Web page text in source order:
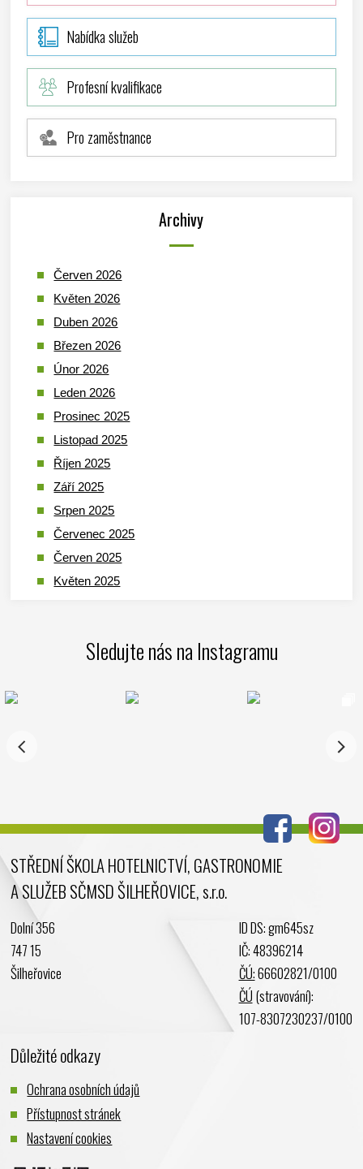
Nabídka služeb
Profesní kvalifikace
Pro zaměstnance
Archivy
Červen 2026
Květen 2026
Duben 2026
Březen 2026
Únor 2026
Leden 2026
Prosinec 2025
Listopad 2025
Říjen 2025
Září 2025
Srpen 2025
Červenec 2025
Červen 2025
Květen 2025
Leden 2025
Listopad 2024
Duben 2024
Březen 2024
Leden 2024
Listopad 2023
Srpen 2023
Červen 2023
Květen 2023
Duben 2023
Sledujte nás na Instagramu
STŘEDNÍ ŠKOLA HOTELNICTVÍ, GASTRONOMIE
A SLUŽEB SČMSD ŠILHEŘOVICE, s.r.o.
Dolní 356
747 15
Šilheřovice
ID DS: gm645sz
IČ: 48396214
ČÚ:66602821/0100
ČÚ (stravování):
107-8307230237/0100
Důležité odkazy
Ochrana osobních údajů
Přístupnost stránek
Nastavení cookies